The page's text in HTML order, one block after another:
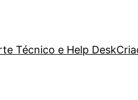
Técnico e Help Desk